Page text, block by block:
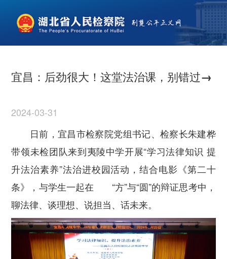
宜昌：后劲很大！这堂法治课，别错过→
2024-03-31
日前，宜昌市检察院党组书记、检察长朱建桦
带领未检团队来到夷陵中学开展“学习法律知识 提
升法治素养”法治进校园活动，结合电影《第二十
条》，与学生一起在 “方”与“圆”的辩证思考中，
聊法律、谈理想、说担当、话未来。